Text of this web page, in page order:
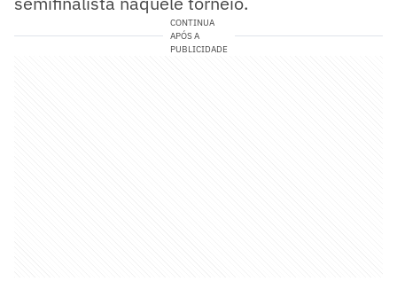
CONTINUA
APÓS A
PUBLICIDADE